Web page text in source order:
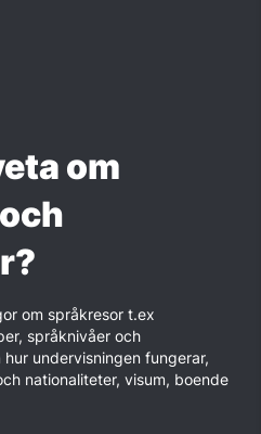
om
om språkresor t.ex
språknivåer och
undervisningen fungerar,
nationaliteter, visum, boende